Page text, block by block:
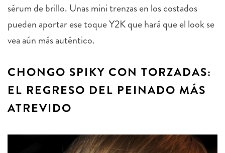
sérum de brillo. Unas mini trenzas en los costados
pueden aportar ese toque Y2K que hará que el look se
vea aún más auténtico.
CHONGO SPIKY CON TORZADAS:
EL REGRESO DEL PEINADO MÁS
ATREVIDO